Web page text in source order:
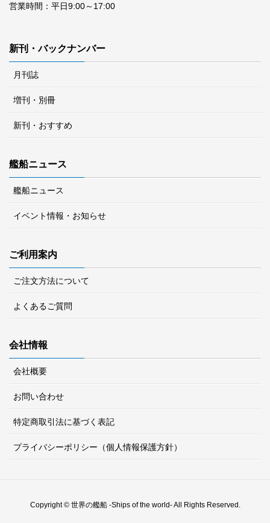
営業時間：平日9:00～17:00
新刊・バックナンバー
月刊誌
増刊・別冊
新刊・おすすめ
艦船ニュース
艦船ニュース
イベント情報・お知らせ
ご利用案内
ご注文方法について
よくあるご質問
会社情報
会社概要
お問い合わせ
特定商取引法に基づく表記
プライバシーポリシー（個人情報保護方針）
Copyright © 世界の艦船 -Ships of the world- All Rights Reserved.